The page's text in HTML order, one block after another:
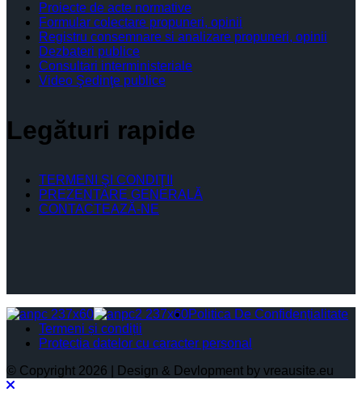
Proiecte de acte normative
Formular colectare propuneri, opinii
Registru consemnare si analizare propuneri, opinii
Dezbateri publice
Consultari interministeriale
Video Şedinţe publice
Legături rapide
TERMENI ŞI CONDIŢII
PREZENTARE GENERALĂ
CONTACTEAZĂ-NE
Politica De Confidențialitate
Termeni și condiții
Protectia datelor cu caracter personal
© Copyright 2026 | Design & Devlopment by vreausite.eu